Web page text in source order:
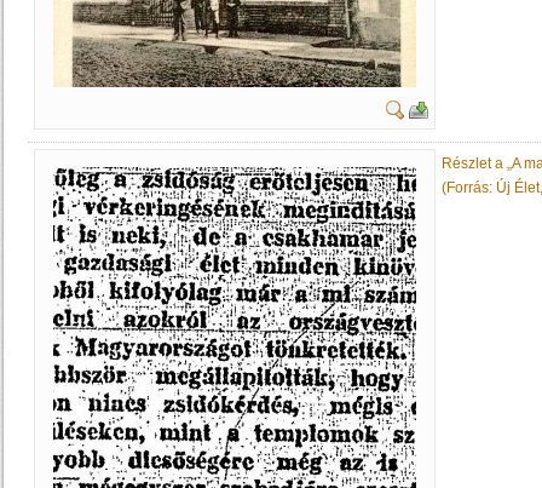
Részlet a „A
(Forrás: Új